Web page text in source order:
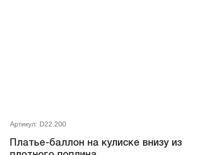
Артикул: D22.200
Платье-баллон на кулиске внизу из